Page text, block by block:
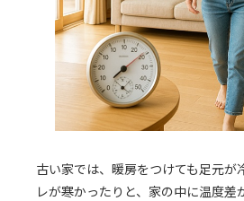
古い家では、暖房をつけても足元が
レが寒かったりと、家の中に温度差